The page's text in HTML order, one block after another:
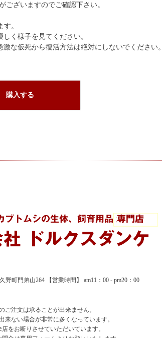
ございますのでご確認下さい。
。
く様子を見てください。
な仮死から復活方法は絶対にしないでください。
購入する
野町門弟山264 【営業時間】 am11：00 - pm20：00
注文は承ることが出来ません。
ない場合が非常に多くなっています。
をお断りさせていただいています。